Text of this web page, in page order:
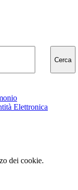
Cerca
Elettronica
dei cookie.